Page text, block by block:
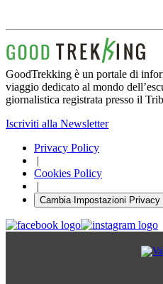
GoodTrekking è un portale di
viaggio dedicato al mondo
giornalistica registrata presso il
Iscriviti alla Newsletter
Privacy Policy
|
Cookies Policy
|
Cambia Impostazioni Privacy